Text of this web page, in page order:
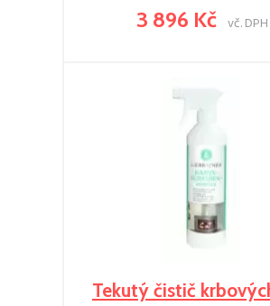
3 896 Kč vč. DPH
Tekutý čistič